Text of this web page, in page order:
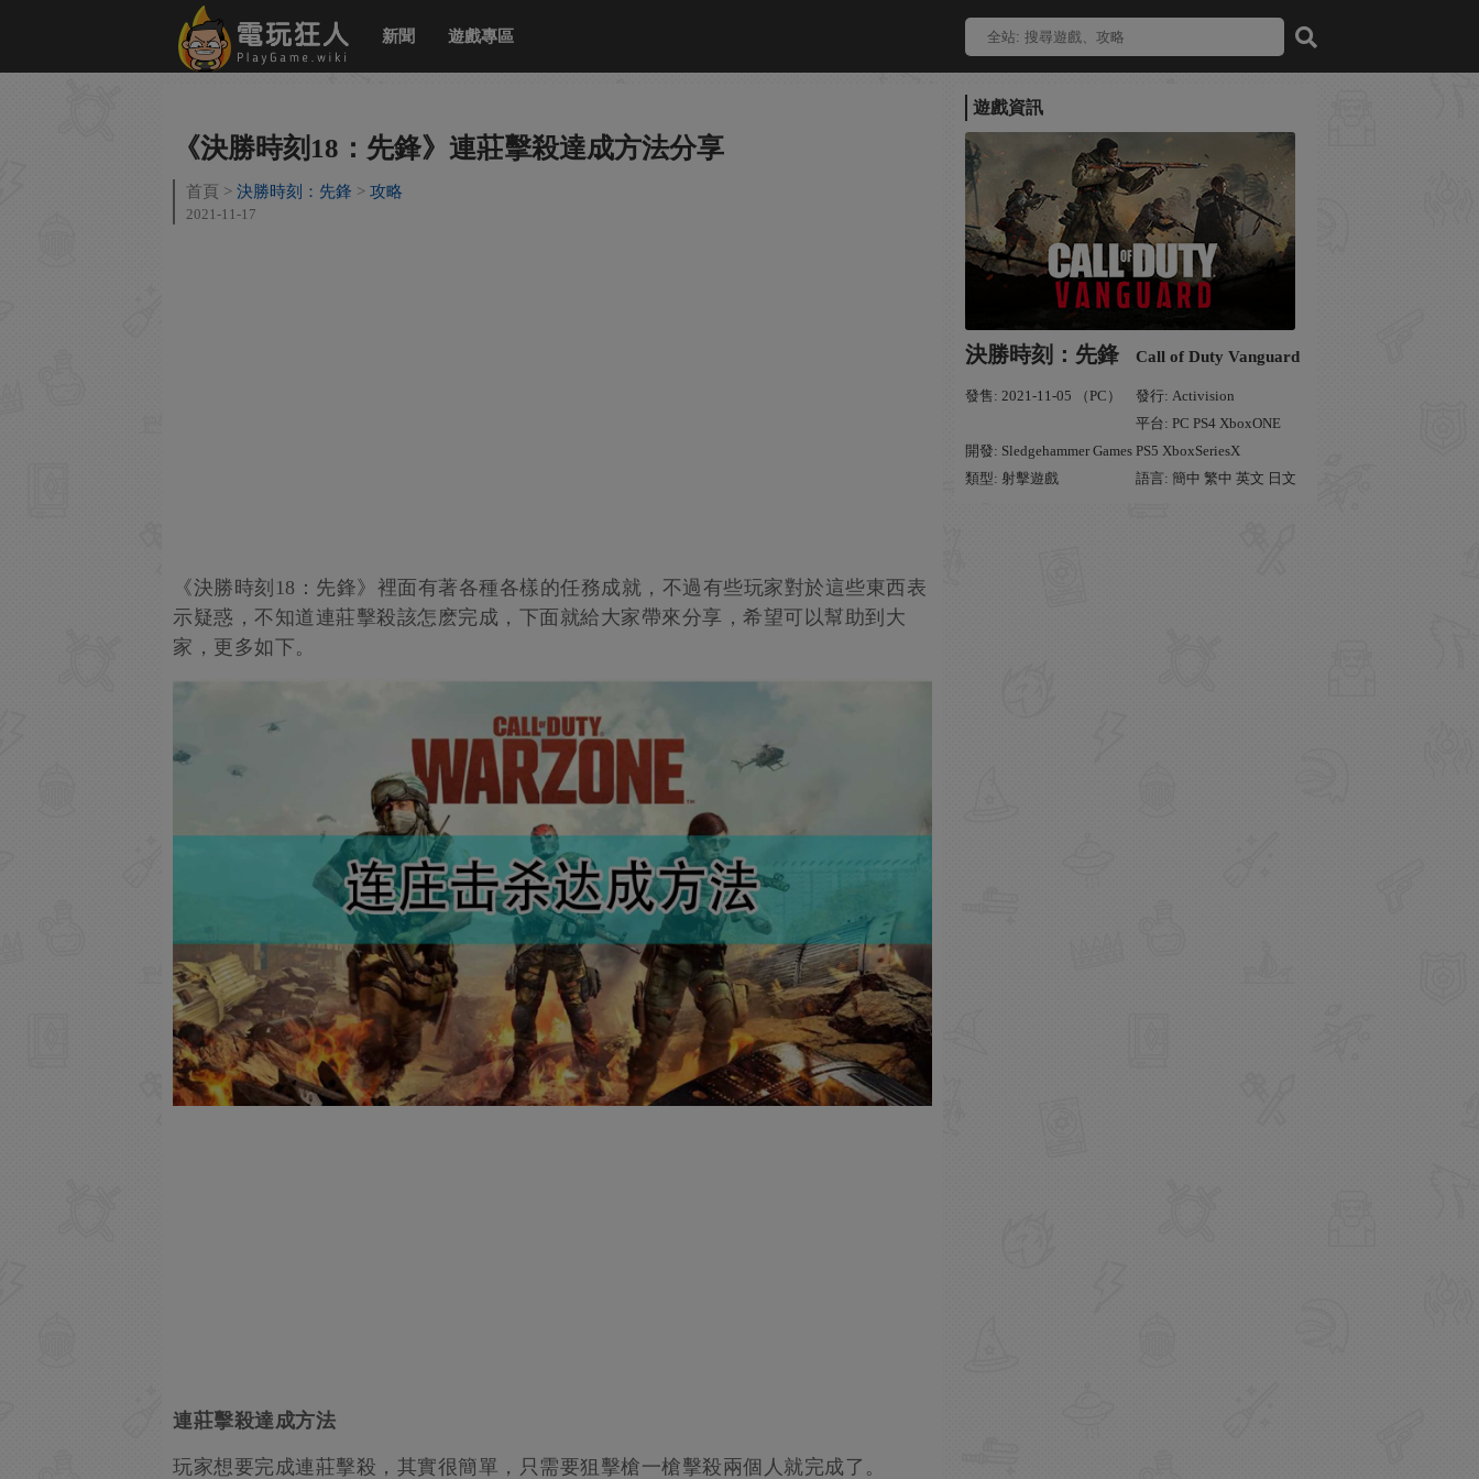
新聞 遊戲專區
遊戲資訊
決勝時刻：先鋒 Call of Duty Vanguard
發售: 2021-11-05 （PC） 發行: Activision
開發: Sledgehammer Games
平台: PC PS4 XboxONE
PS5 XboxSeriesX
類型: 射擊遊戲
語言: 簡中 繁中 英文 日文
《決勝時刻18：先鋒》連莊擊殺達成方法分享
首頁 決勝時刻：先鋒 攻略
2021-11-17
《決勝時刻18：先鋒》裡面有著各種各樣的任務成就，不過有些玩家對於這些東西表
示疑惑，不知道連莊擊殺該怎麽完成，下面就給大家帶來分享，希望可以幫助到大
家，更多如下。
連莊擊殺達成方法
玩家想要完成連莊擊殺，其實很簡單，只需要狙擊槍一槍擊殺兩個人就完成了。